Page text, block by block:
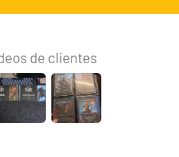
de clientes